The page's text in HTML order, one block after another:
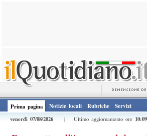
Prima pagina Notizie locali Rubriche
Servizi
venerdì 07/08/2026
| Ultimo aggiornamento ore 10:09